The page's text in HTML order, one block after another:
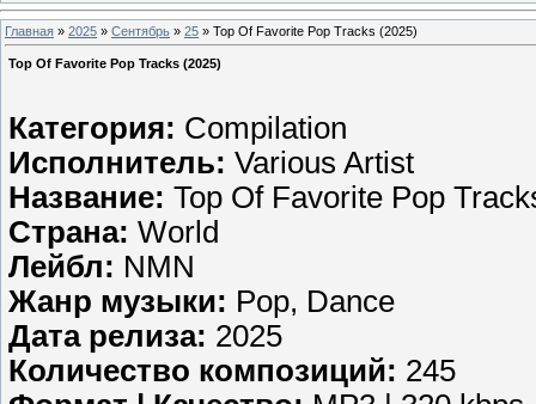
Главная » 2025 » Сентябрь » 25 » Top Of Favorite Pop Tracks (2025)
Top Of Favorite Pop Tracks (2025)
Категория: Compilation
Исполнитель: Various Artist
Название: Top Of Favorite Pop
Страна: World
Лейбл: NMN
Жанр музыки: Pop, Dance
Дата релиза: 2025
Количество композиций: 245